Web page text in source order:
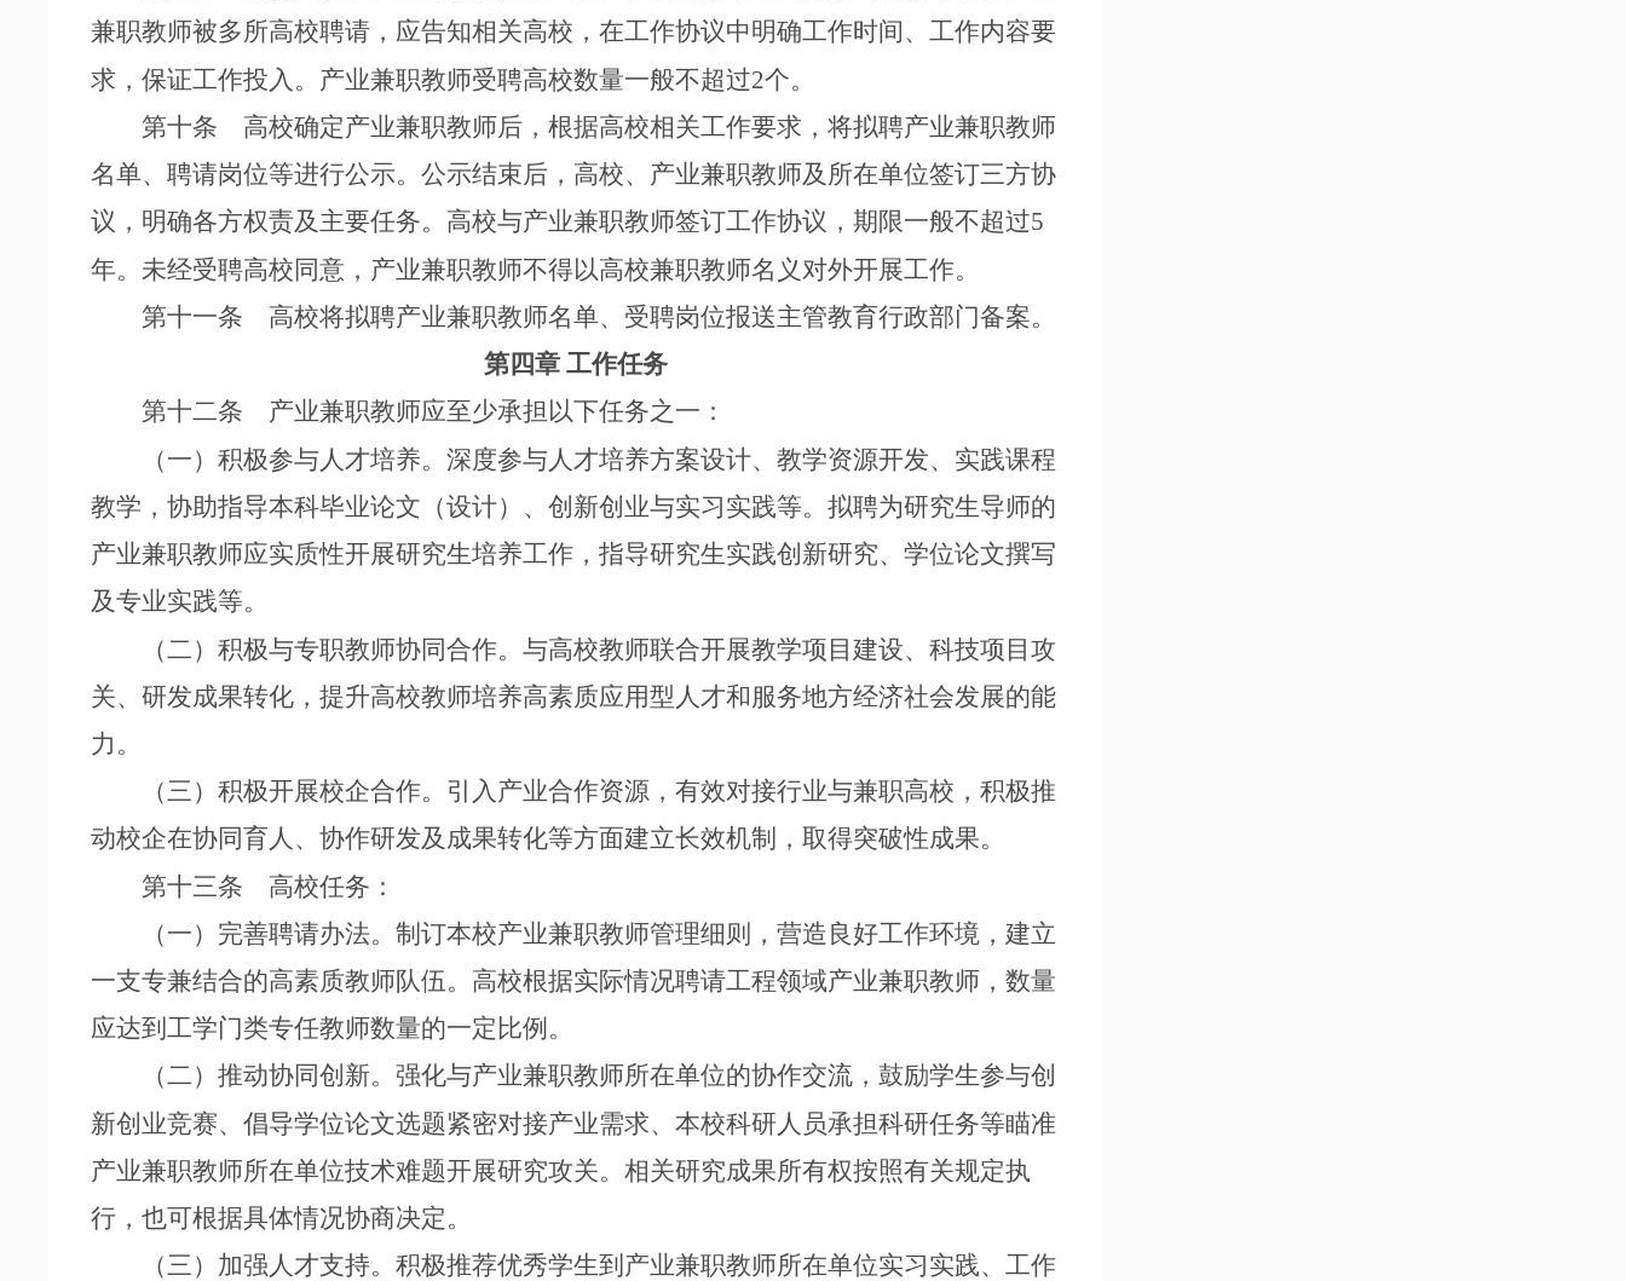
兼职教师被多所高校聘请，应告知相关高校，在工作协议中明确工作时间、工作内容要
求，保证工作投入。产业兼职教师受聘高校数量一般不超过2个。
第十条 高校确定产业兼职教师后，根据高校相关工作要求，将拟聘产业兼职教师
名单、聘请岗位等进行公示。公示结束后，高校、产业兼职教师及所在单位签订三方协
议，明确各方权责及主要任务。高校与产业兼职教师签订工作协议，期限一般不超过5
年。未经受聘高校同意，产业兼职教师不得以高校兼职教师名义对外开展工作。
第十一条 高校将拟聘产业兼职教师名单、受聘岗位报送主管教育行政部门备案。
第四章 工作任务
第十二条 产业兼职教师应至少承担以下任务之一：
（一）积极参与人才培养。深度参与人才培养方案设计、教学资源开发、实践课程
教学，协助指导本科毕业论文（设计）、创新创业与实习实践等。拟聘为研究生导师的
产业兼职教师应实质性开展研究生培养工作，指导研究生实践创新研究、学位论文撰写
及专业实践等。
（二）积极与专职教师协同合作。与高校教师联合开展教学项目建设、科技项目攻
关、研发成果转化，提升高校教师培养高素质应用型人才和服务地方经济社会发展的能
力。
（三）积极开展校企合作。引入产业合作资源，有效对接行业与兼职高校，积极推
动校企在协同育人、协作研发及成果转化等方面建立长效机制，取得突破性成果。
第十三条 高校任务：
（一）完善聘请办法。制订本校产业兼职教师管理细则，营造良好工作环境，建立
一支专兼结合的高素质教师队伍。高校根据实际情况聘请工程领域产业兼职教师，数量
应达到工学门类专任教师数量的一定比例。
（二）推动协同创新。强化与产业兼职教师所在单位的协作交流，鼓励学生参与创
新创业竞赛、倡导学位论文选题紧密对接产业需求、本校科研人员承担科研任务等瞄准
产业兼职教师所在单位技术难题开展研究攻关。相关研究成果所有权按照有关规定执
行，也可根据具体情况协商决定。
（三）加强人才支持。积极推荐优秀学生到产业兼职教师所在单位实习实践、工作